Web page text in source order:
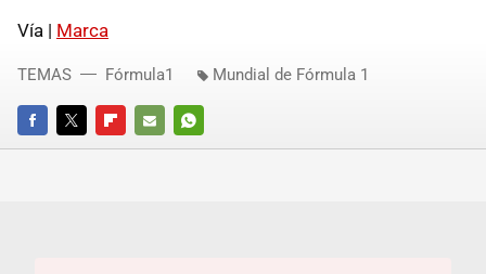
Vía | Marca
FACEBOOKTWITTERFLIPBOARD
E-
WHATSAPP
TEMAS Fórmula1 Mundial de Fórmula 1